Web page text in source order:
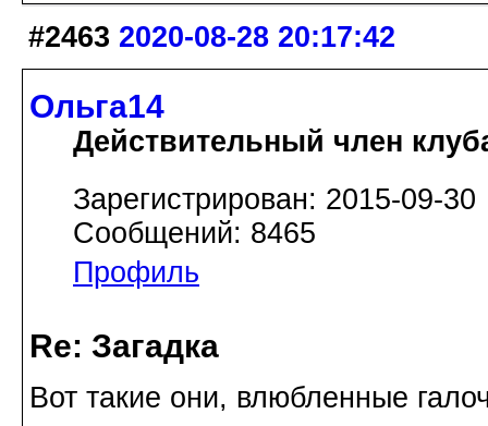
#2463 2020-08-28 20:17:42
Ольга14
Действительный член
Зарегистрирован: 2015-09-30
Сообщений: 8465
Профиль
Re: Загадка
Вот такие они, влюбленные